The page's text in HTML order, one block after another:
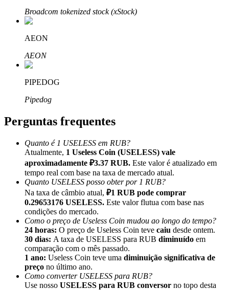
Até 65% de comissões!
Indicação
BTC Welcome Rewards
BTC Welcome Rewards
Broadcom tokenized stock (xStock)
AEON
AEON
PIPEDOG
Pipedog
Perguntas frequentes
Quanto é 1 USELESS em RUB?
Atualmente, 1 Useless Coin (USELESS) vale
aproximadamente ₽3.37 RUB. Este valor é atualizado em
tempo real com base na taxa de mercado atual.
Quanto USELESS posso obter por 1 RUB?
Na taxa de câmbio atual, ₽1 RUB pode comprar
0.29653176 USELESS. Este valor flutua com base nas
condições do mercado.
Como o preço de Useless Coin mudou ao longo do tempo?
24 horas: O preço de Useless Coin teve caiu desde ontem.
30 dias: A taxa de USELESS para RUB diminuído em
comparação com o mês passado.
1 ano: Useless Coin teve uma diminuição significativa de
preço no último ano.
Como converter USELESS para RUB?
Use nosso USELESS para RUB conversor no topo desta